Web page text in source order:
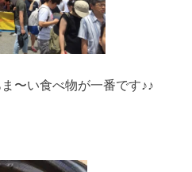
〜い食べ物が一番です♪♪